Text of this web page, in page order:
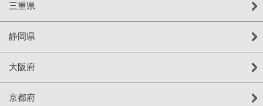
三重県
静岡県
大阪府
京都府